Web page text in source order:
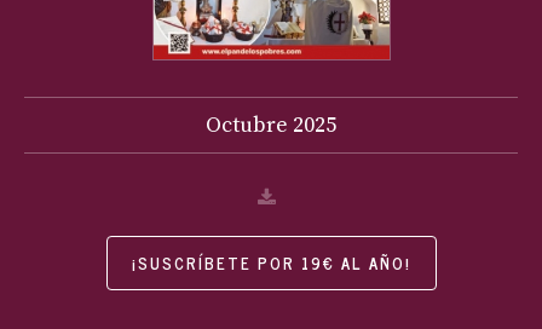
Octubre 2025
¡SUSCRÍBETE POR 19€ AL AÑO!